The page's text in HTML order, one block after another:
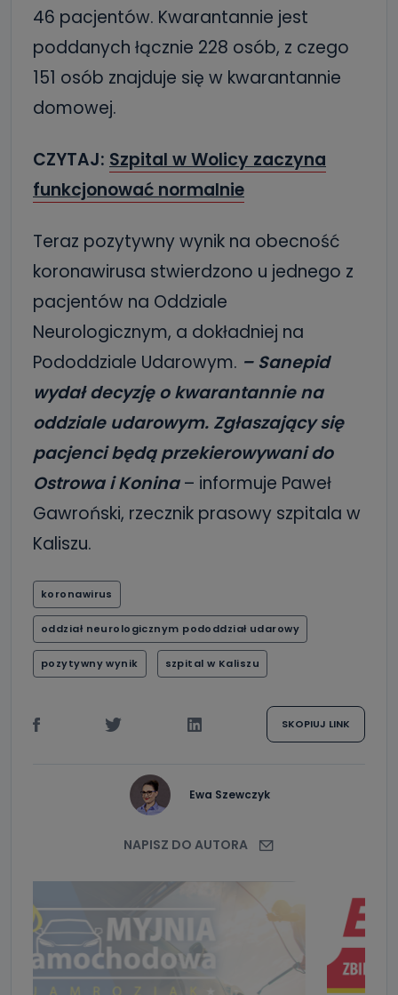
46 pacjentów. Kwarantannie jest
poddanych łącznie 228 osób, z czego
151 osób znajduje się w kwarantannie
domowej.
CZYTAJ: Szpital w Wolicy zaczyna
funkcjonować normalnie
Teraz pozytywny wynik na obecność
koronawirusa stwierdzono u jednego z
pacjentów na Oddziale
Neurologicznym, a dokładniej na
Pododdziale Udarowym. – Sanepid
wydał decyzję o kwarantannie na
oddziale udarowym. Zgłaszający się
pacjenci będą przekierowywani do
Ostrowa i Konina – informuje Paweł
Gawroński, rzecznik prasowy szpitala w
Kaliszu.
koronawirus
oddział neurologicznym pododdział udarowy
pozytywny wynik szpital w Kaliszu
SKOPIUJ LINK
Ewa Szewczyk
NAPISZ DO AUTORA